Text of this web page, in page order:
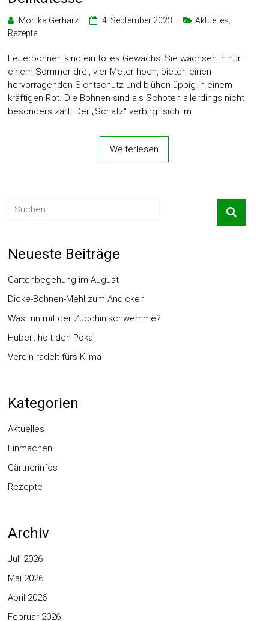
Monika Gerharz 4. September 2023 Aktuelles,
Rezepte
Feuerbohnen sind ein tolles Gewächs: Sie wachsen in nur
einem Sommer drei, vier Meter hoch, bieten einen
hervorragenden Sichtschutz und blühen üppig in einem
kräftigen Rot. Die Bohnen sind als Schoten allerdings nicht
besonders zart. Der „Schatz“ verbirgt sich im
Weiterlesen
Neueste Beiträge
Gartenbegehung im August
Dicke-Bohnen-Mehl zum Andicken
Was tun mit der Zucchinischwemme?
Hubert holt den Pokal
Verein radelt fürs Klima
Kategorien
Aktuelles
Einmachen
Gärtnerinfos
Rezepte
Archiv
Juli 2026
Mai 2026
April 2026
Februar 2026